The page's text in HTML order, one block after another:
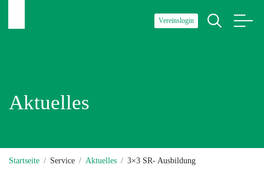
Vereinslogin
Aktuelles
Startseite Service Aktuelles 3×3 SR- Ausbildung